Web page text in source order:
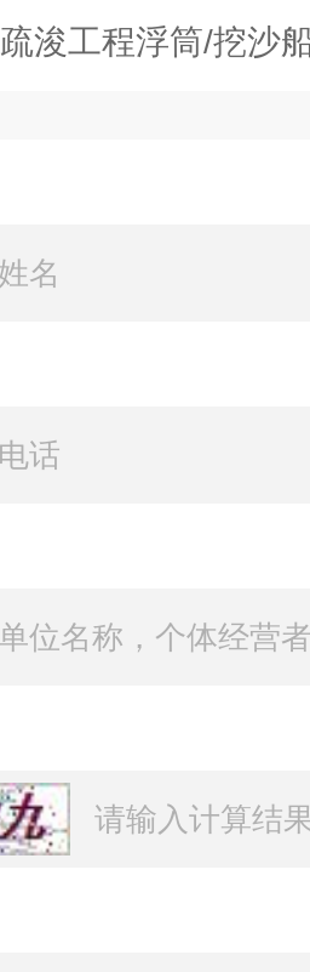
疏浚工程浮筒/挖沙